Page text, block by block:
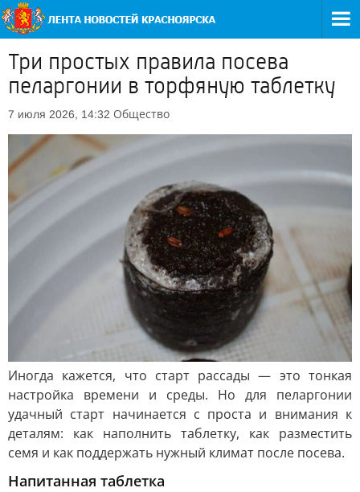
Три простых правила посева
пеларгонии в торфяную таблетку
7 июля 2026, 14:32 Общество
Иногда кажется, что старт рассады — это тонкая
настройка времени и среды. Но для пеларгонии
удачный старт начинается с проста и внимания к
деталям: как наполнить таблетку, как разместить
семя и как поддержать нужный климат после посева.
Напитанная таблетка